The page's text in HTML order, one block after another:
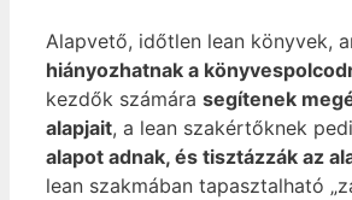
Alapvető, időtlen lean könyvek,
hiányozhatnak a
kezdők számára segítenek
alapjait, a lean szakértőknek
alapot adnak, és tisztázzák az
lean szakmában tapasztalható